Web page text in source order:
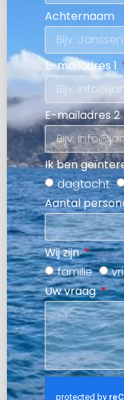
Achternaam
E-mailadres 1
E-mailadres 2
Ik ben
dagtocht
Aantal
Wij zijn
familie
Uw vraag